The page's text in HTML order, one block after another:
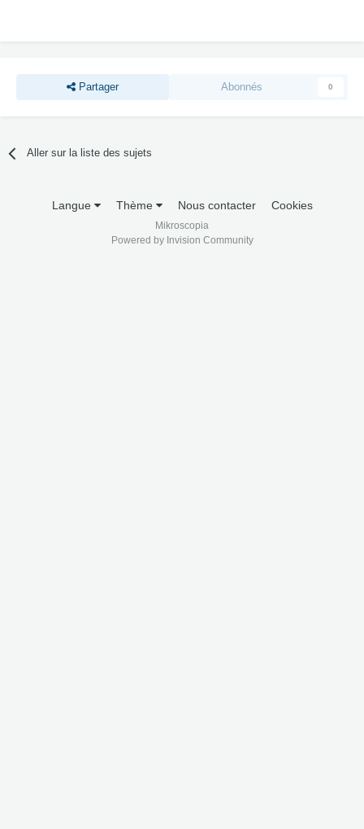
Partager Abonnés 0
Aller sur la liste des sujets
Langue Thème Nous contacter Cookies
Mikroscopia
Powered by Invision Community